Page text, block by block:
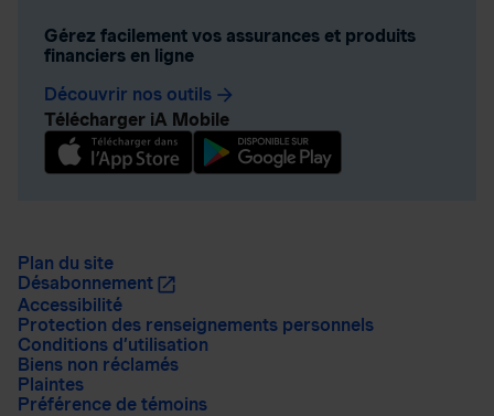
Gérez facilement vos assurances et produits
financiers en ligne
Découvrir nos outils arrow_forward
Télécharger iA Mobile
Plan du site
Désabonnement
Accessibilité
Protection des renseignements personnels
Conditions d’utilisation
Biens non réclamés
Plaintes
Préférence de témoins